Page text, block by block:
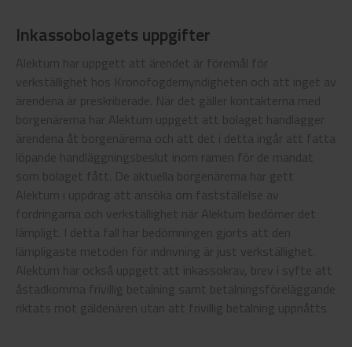
Inkassobolagets uppgifter
Alektum har uppgett att ärendet är föremål för
verkställighet hos Kronofogdemyndigheten och att inget av
ärendena är preskriberade. När det gäller kontakterna med
borgenärerna har Alektum uppgett att bolaget handlägger
ärendena åt borgenärerna och att det i detta ingår att fatta
löpande handläggningsbeslut inom ramen för de mandat
som bolaget fått. De aktuella borgenärerna har gett
Alektum i uppdrag att ansöka om fastställelse av
fordringarna och verkställighet när Alektum bedömer det
lämpligt. I detta fall har bedömningen gjorts att den
lämpligaste metoden för indrivning är just verkställighet.
Alektum har också uppgett att inkassokrav, brev i syfte att
åstadkomma frivillig betalning samt betalningsföreläggande
riktats mot gäldenären utan att frivillig betalning uppnåtts.